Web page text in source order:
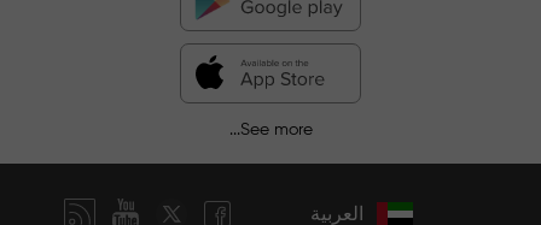
See more...
العربية